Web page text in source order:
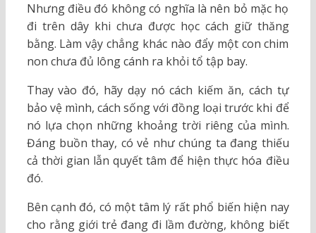
Nhưng điều đó không có nghĩa là nên bỏ mặc họ
đi trên dây khi chưa được học cách giữ thăng
bằng. Làm vậy chẳng khác nào đẩy một con chim
non chưa đủ lông cánh ra khỏi tổ tập bay.
Thay vào đó, hãy dạy nó cách kiếm ăn, cách tự
bảo vệ mình, cách sống với đồng loại trước khi để
nó lựa chọn những khoảng trời riêng của mình.
Đáng buồn thay, có vẻ như chúng ta đang thiếu
cả thời gian lẫn quyết tâm để hiện thực hóa điều
đó.
Bên cạnh đó, có một tâm lý rất phổ biến hiện nay
cho rằng giới trẻ đang đi lầm đường, không biết